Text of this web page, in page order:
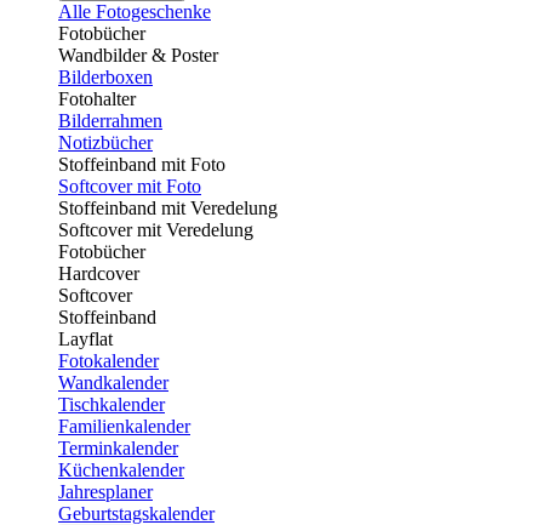
Alle Fotogeschenke
Fotobücher
Wandbilder & Poster
Bilderboxen
Fotohalter
Bilderrahmen
Notizbücher
Stoffeinband mit Foto
Softcover mit Foto
Stoffeinband mit Veredelung
Softcover mit Veredelung
Fotobücher
Hardcover
Softcover
Stoffeinband
Layflat
Fotokalender
Wandkalender
Tischkalender
Familienkalender
Terminkalender
Küchenkalender
Jahresplaner
Geburtstagskalender